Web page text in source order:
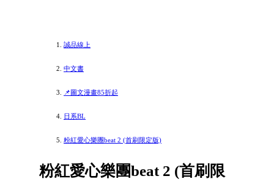
誠品線上
中文書
📌圖文漫畫85折起
日系BL
粉紅愛心樂團beat 2 (首刷限定版)
粉紅愛心樂團beat 2 (首刷限